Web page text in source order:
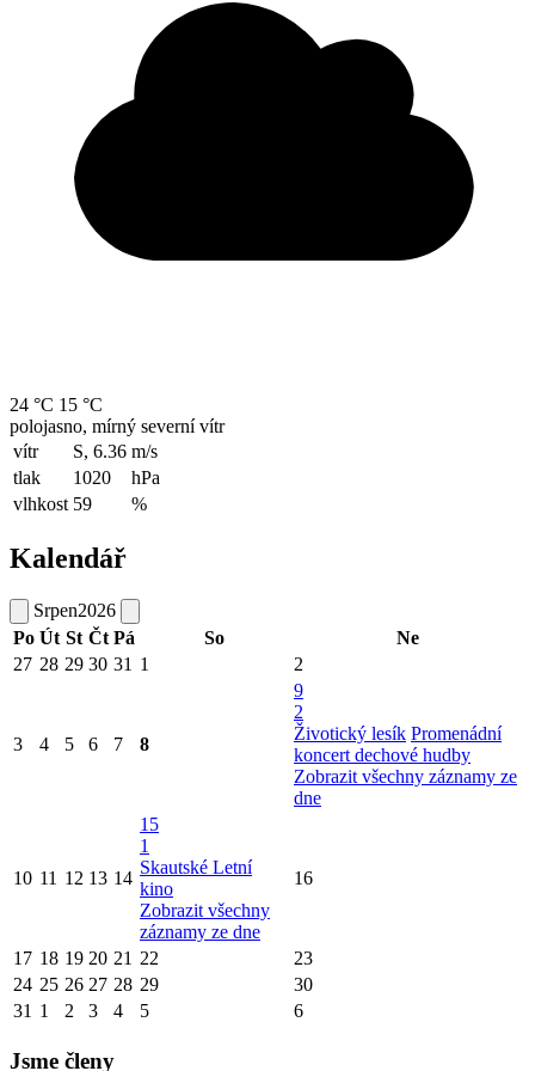
24 °C 15 °C
polojasno, mírný severní vítr
vítr
S, 6.36 m/s
tlak
1020
hPa
vlhkost 59 %
Kalendář
Srpen2026
Po Út St Čt Pá So
Ne
27 28 29 30 31 1 2
3 4 5 6 7 8
9
2
Životický lesík Promenádní
koncert dechové hudby
Zobrazit všechny záznamy ze
dne
10 11 12 13 14
15
1
Skautské Letní
kino
Zobrazit všechny
záznamy ze dne
16
17 18 19 20 21 22
23
24 25 26 27 28 29
30
31 1 2 3 4 5 6
Jsme členy